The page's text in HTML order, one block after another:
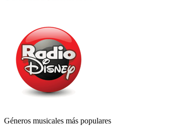
Géneros musicales más populares